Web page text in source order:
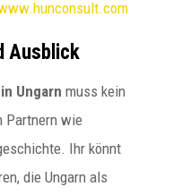
Ausblick
Ungarn muss kein
Partnern wie
Ihr könnt
die Ungarn als